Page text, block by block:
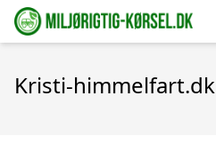
Kristi-himmelfart.dk